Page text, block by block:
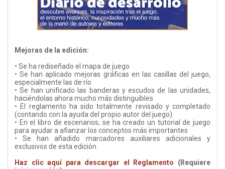
Mejoras de la edición:
• Se ha rediseñado el mapa de juego
• Se han aplicado mejoras gráficas en las casillas del juego,
especialmente las de río
• Se han unificado las banderas y escudos de las unidades,
haciéndolas ahora mucho más distinguibles
• El reglamento ha sido totalmente revisado y completado
(contando con la ayuda del propio autor del juego)
• En el libro de escenarios, se ha creado un tutorial de juego
para ayudar a afianzar los conceptos más importantes
• Se han añadido marcadores auxiliares adicionales y
exclusivos de esta edición
Haz clic aquí para descargar el Reglamento (Requiere